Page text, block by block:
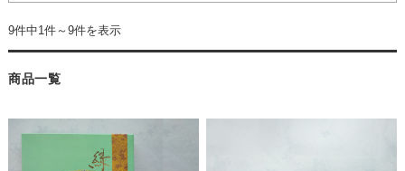
9件中1件～9件を表示
商品一覧